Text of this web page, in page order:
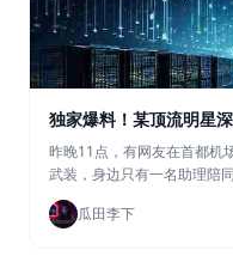
独家爆料！某顶流明星
昨晚11点，有网友在首都机
武装，身边只有一名助理陪
瓜田李下